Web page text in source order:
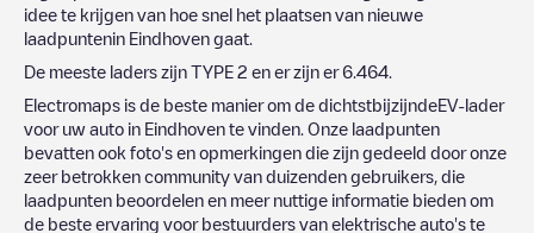
idee te krijgen van hoe snel het plaatsen van nieuwe
laadpuntenin Eindhoven gaat.
De meeste laders zijn TYPE 2 en er zijn er 6.464
Electromaps is de beste manier om de dichtstbijzijndeEV-lader
voor uw auto in Eindhoven te vinden. Onze laadpunten
bevatten ook foto's en opmerkingen die zijn gedeeld door onze
zeer betrokken community van duizenden gebruikers, die
laadpunten beoordelen en meer nuttige informatie bieden om
de beste ervaring voor bestuurders van elektrische auto's te